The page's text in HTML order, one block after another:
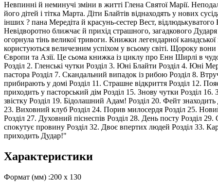
Невпинні й неминучі зміни в житті Глена Святої Марії.
його дітей і тітка Марта. Діти Блайтів віднаходять у нових
інших ? пана Мередіта й красунь-сестер Вест,
Невідворотно ближчає й прихід страшного, загадкового
огорнула тінь великої тривоги. Книжки легендарної
користуються величезним успіхом у всьому світі. Щороку
Європи та Азії. Це сьома книжка із циклу про Енн Ширлі в
Розділ 2. Гленські чутки Розділ 3. Юні Блайти Розділ 4. Юні
пастора Розділ 7. Скандальний випадок із рибою Розділ 8.
прибирають у домі Розділ 11. Страшне відкриття Розділ 12.
приходить у пасторський дім Розділ 15. Знову чутки Розділ
звістку Розділ 19. Бідолашний Адам! Розділ 20. Фейт
23. Виховний клуб Розділ 24. Порив милосердя Розділ 25.
Розділ 27. Духовний піснеспів Розділ 28. День посту Розділ
спокутує провину Розділ 32. Двоє впертих людей Розділ 33.
приходить Дудар!"
Характеристики
Формат (мм) :200 х 130